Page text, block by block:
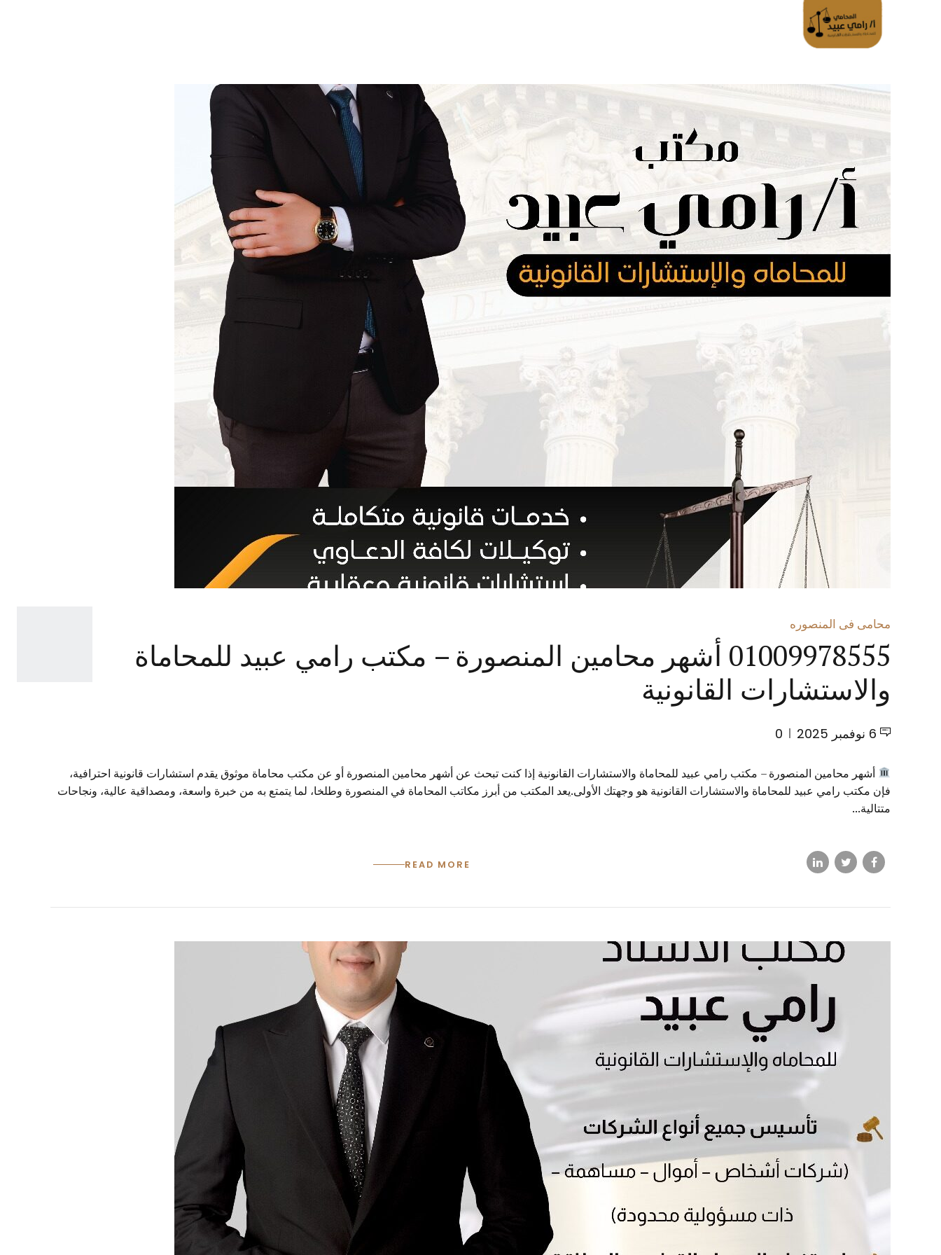
محامى فى المنصوره
01009978555 أشهر محامين المنصورة – مكتب رامي عبيد للمحاماة
والاستشارات القانونية
6 نوفمبر 2025 0
أشهر محامين المنصورة – مكتب رامي عبيد للمحاماة والاستشارات القانونية إذا كنت تبحث عن أشهر محامين المنصورة أو عن مكتب محاماة موثوق يقدم استشارات قانونية احترافية،
فإن مكتب رامي عبيد للمحاماة والاستشارات القانونية هو وجهتك الأولى.يعد المكتب من أبرز مكاتب المحاماة في المنصورة وطلخا، لما يتمتع به من خبرة واسعة، ومصداقية عالية، ونجاحات
متتالية...
READ MORE